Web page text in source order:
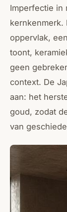
Imperfectie in
kernkenmerk.
oppervlak,
toont,
geen
context. De
aan: het
goud, zodat
van